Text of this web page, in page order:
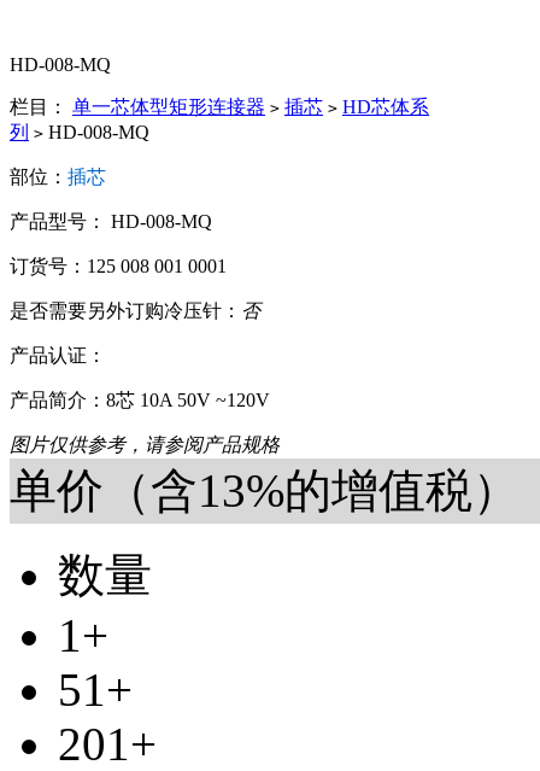
HD-008-MQ
栏目： 单一芯体型矩形连接器 > 插芯 > HD芯体系
列 > HD-008-MQ
部位： 插芯
产品型号： HD-008-MQ
订货号：125 008 001 0001
是否需要另外订购冷压针： 否
产品认证：
产品简介：8芯 10A 50V ~120V
图片仅供参考，请参阅产品规格
单价（含13%的增值税）
数量
1+
51+
201+